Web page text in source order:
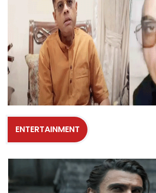
ENTERTAINMENT